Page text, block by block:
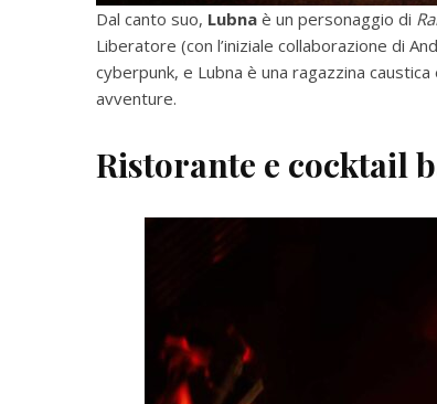
Dal canto suo, Lubna è un personaggio di
Liberatore (con l’iniziale collaborazione di
cyberpunk, e Lubna è una ragazzina
avventure.
Ristorante e cocktail